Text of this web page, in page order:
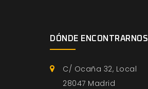
DÓNDE ENCONTRARNOS
C/ Ocaña 32, Local
28047 Madrid